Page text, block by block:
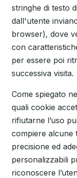
stringhe di testo
dall'utente
browser), dove
con
per essere poi
successiva visita.
Come spiegato
quali cookie
rifiutarne l’uso
compiere alcune
precisione ed
personalizzabili
riconoscere